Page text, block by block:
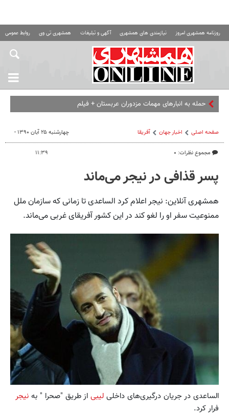
روزنامه همشهری امروز نیازمندی های همشهری آگهی و تبلیغات همشهری تی وی روابط عمومی
حمله به انبارهای مهمات مزدوران عربستان + فیلم
صفحه اصلی اخبار جهان آفریقا
مجموع نظرات: ۰
چهارشنبه ۲۵ آبان ۱۳۹۰ -
۱۱:۳۹
پسر قذافی در نیجر می‌ماند
همشهری آنلاین: نیجر اعلام کرد الساعدی تا زمانی که سازمان ملل
ممنوعیت سفر او را لغو کند در این کشور آفریقای غربی می‌ماند.
الساعدی در جریان درگیری‌های داخلی لیبی از طریق "صحرا " به نیجر
فرار کرد.